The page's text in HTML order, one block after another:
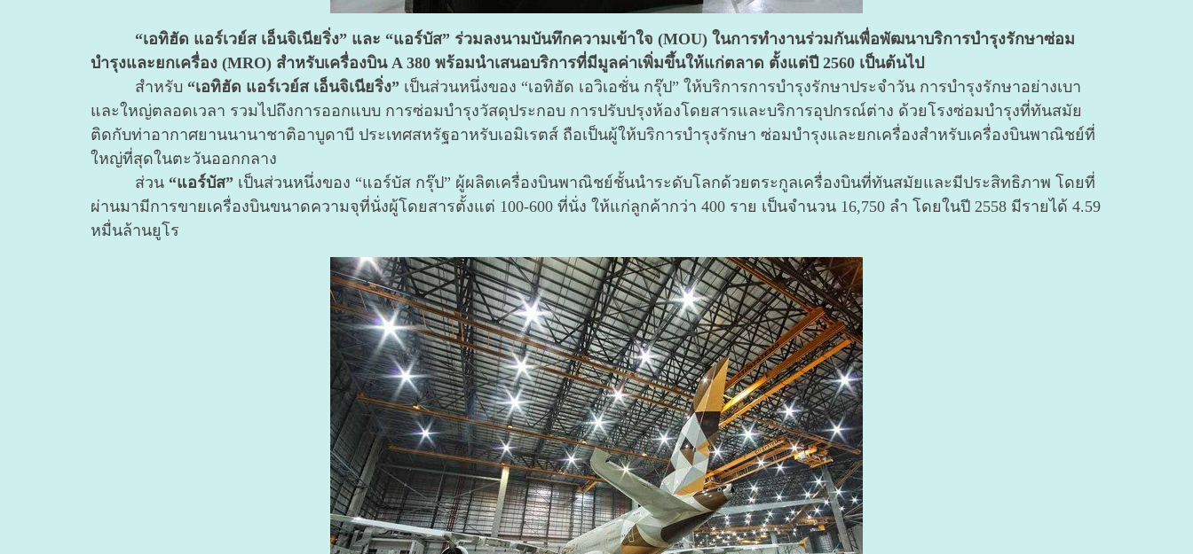
“เอทิฮัด แอร์เวย์ส เอ็นจิเนียริ่ง” และ “แอร์บัส” ร่วมลงนามบันทึกความเข้าใจ (MOU) ในการทำงานร่วมกันเพื่อพัฒนาบริการบำรุงรักษาซ่อม
บำรุงและยกเครื่อง (MRO) สำหรับเครื่องบิน A 380 พร้อมนำเสนอบริการที่มีมูลค่าเพิ่มขึ้นให้แก่ตลาด ตั้งแต่ปี 2560 เป็นต้นไป
สำหรับ “เอทิฮัด แอร์เวย์ส เอ็นจิเนียริ่ง” เป็นส่วนหนึ่งของ “เอทิฮัด เอวิเอชั่น กรุ๊ป” ให้บริการการบำรุงรักษาประจำวัน การบำรุงรักษาอย่างเบา
และใหญ่ตลอดเวลา รวมไปถึงการออกแบบ การซ่อมบำรุงวัสดุประกอบ การปรับปรุงห้องโดยสารและบริการอุปกรณ์ต่าง ด้วยโรงซ่อมบำรุงที่ทันสมัย
ติดกับท่าอากาศยานนานาชาติอาบูดาบี ประเทศสหรัฐอาหรับเอมิเรตส์ ถือเป็นผู้ให้บริการบำรุงรักษา ซ่อมบำรุงและยกเครื่องสำหรับเครื่องบินพาณิชย์ที่
ใหญ่ที่สุดในตะวันออกกลาง
ส่วน “แอร์บัส” เป็นส่วนหนึ่งของ “แอร์บัส กรุ๊ป” ผู้ผลิตเครื่องบินพาณิชย์ชั้นนำระดับโลกด้วยตระกูลเครื่องบินที่ทันสมัยและมีประสิทธิภาพ โดยที่
ผ่านมามีการขายเครื่องบินขนาดความจุที่นั่งผู้โดยสารตั้งแต่ 100-600 ที่นั่ง ให้แก่ลูกค้ากว่า 400 ราย เป็นจำนวน 16,750 ลำ โดยในปี 2558 มีรายได้ 4.59
หมื่นล้านยูโร